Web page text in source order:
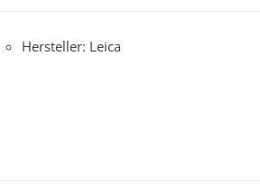
Hersteller: Leica